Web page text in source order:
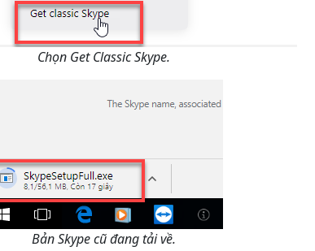
Chọn Get Classic Skype.
Bản Skype cũ đang tải về.